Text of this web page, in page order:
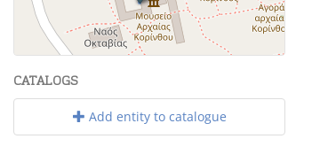
Leaflet| Maps and Data © OpenStreetMap
CATALOGS
Add entity to catalogue